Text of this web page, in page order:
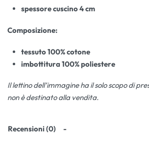
spessore cuscino 4 cm
Composizione:
tessuto 100% cotone
imbottitura 100% poliestere
Il lettino dell’immagine ha il solo scopo di
non è destinato alla vendita.
Recensioni (0)